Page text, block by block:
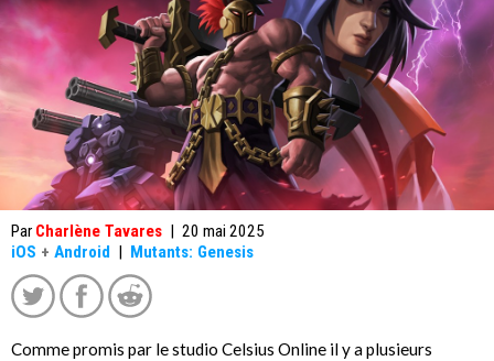
Par Charlène Tavares | 20 mai 2025
iOS + Android | Mutants: Genesis
Comme promis par le studio Celsius Online il y a plusieurs